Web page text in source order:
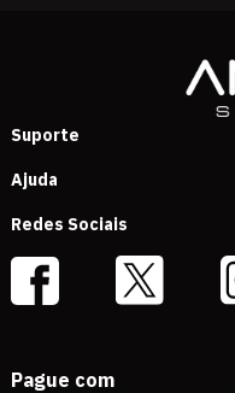
Suporte
Ajuda
Redes Sociais
Pague com